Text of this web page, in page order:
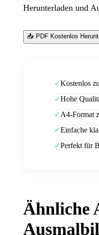
Herunterladen und
📥 PDF Kostenlos
✓Kostenlos
✓Hohe
✓A4-Format
✓Einfache
✓Perfekt für
Ähnliche